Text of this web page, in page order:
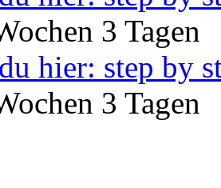
3 Tagen
hier: step by
3 Tagen